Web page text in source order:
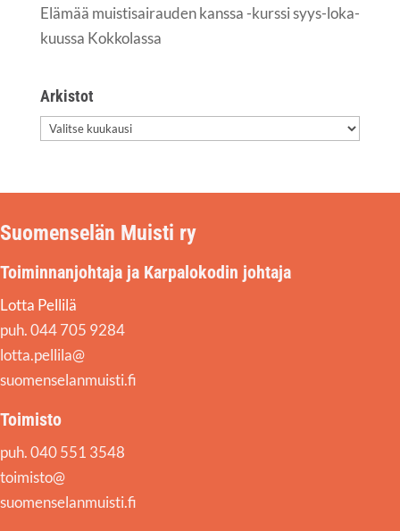
Elä­mää muis­ti­sai­rau­den kans­sa -kurs­si syys-loka­
kuus­sa Kokkolassa
Arkis­tot
Arkis­
Suomenselän Muisti ry
Toiminnanjohtaja ja Karpalokodin johtaja
Lotta Pellilä
puh. 044 705 9284
lotta.pellila@
suomenselanmuisti.fi
Toimisto
puh. 040 551 3548
toimisto@
suomenselanmuisti.fi